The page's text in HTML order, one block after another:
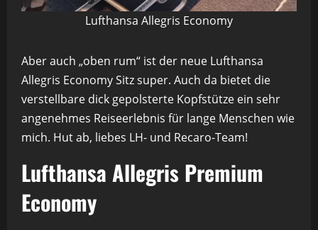
Lufthansa Allegris Economy
Aber auch „oben rum“ ist der neue Lufthansa
Allegris Economy Sitz super. Auch da bietet die
verstellbare dick gepolsterte Kopfstütze ein sehr
angenehmes Reiseerlebnis für lange Menschen wie
mich. Hut ab, liebes LH- und Recaro-Team!
Lufthansa Allegris Premium
Economy